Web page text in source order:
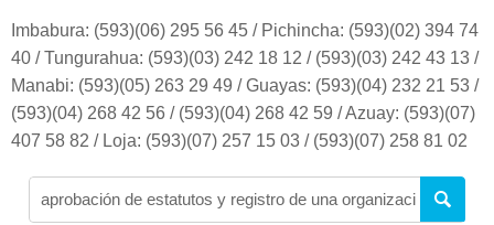
Imbabura: (593)(06) 295 56 45 / Pichincha: (593)(02) 394 74
40 / Tungurahua: (593)(03) 242 18 12 / (593)(03) 242 43 13 /
Manabi: (593)(05) 263 29 49 / Guayas: (593)(04) 232 21 53 /
(593)(04) 268 42 56 / (593)(04) 268 42 59 / Azuay: (593)(07)
407 58 82 / Loja: (593)(07) 257 15 03 / (593)(07) 258 81 02